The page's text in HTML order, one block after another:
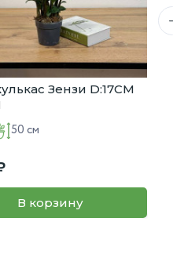
Зензи D:17CM
50 см
В корзину